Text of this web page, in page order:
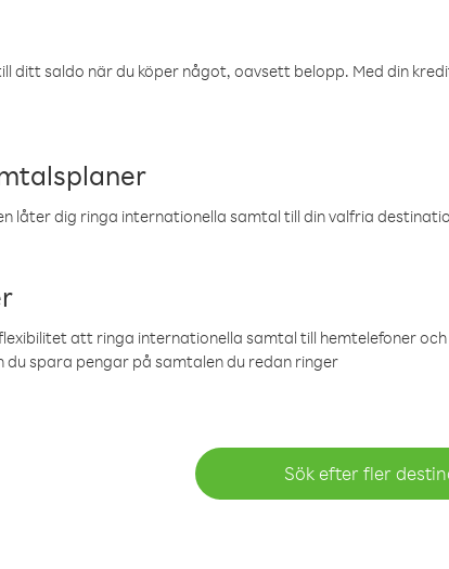
ditt saldo när du köper något, oavsett belopp. Med din
låter dig ringa internationella samtal till din valfria
att ringa internationella samtal till hemtelefoner
du spara pengar på samtalen du redan ringer
Sök efter fler